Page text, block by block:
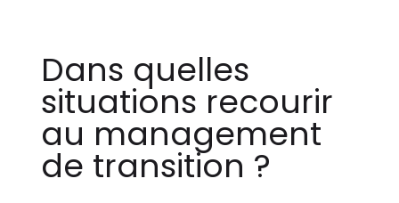
Dans quelles
situations recourir
au management
de transition ?